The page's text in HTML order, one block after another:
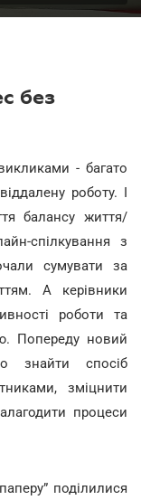
без
- багато
роботу. І
балансу життя/
спілкування з
сумувати за
А керівники
роботи та
Попереду новий
знайти спосіб
зміцнити
процеси
поділилися